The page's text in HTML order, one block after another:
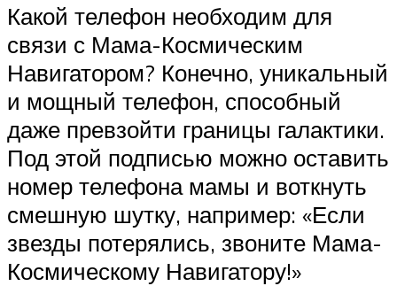
Какой телефон необходим для
связи с Мама-Космическим
Навигатором? Конечно, уникальный
и мощный телефон, способный
даже превзойти границы галактики.
Под этой подписью можно оставить
номер телефона мамы и воткнуть
смешную шутку, например: «Если
звезды потерялись, звоните Мама-
Космическому Навигатору!»